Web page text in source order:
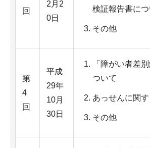
回
2月2
0日
検証報告書につ
その他
第
4
回
平成
29年
10月
30日
「障がい者差
ついて
あっせんに関
その他